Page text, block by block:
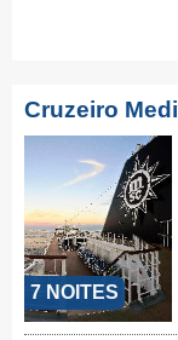
Cruzeiro
7 NOITES